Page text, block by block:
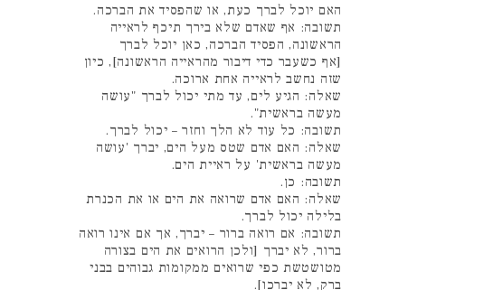
האם יוכל לברך כעת, או שהפסיד את הברכה.
תשובה: אף שאדם שלא בירך תיכף לראייה
הראשונה, הפסיד הברכה, כאן יוכל לברך
[אף כשעבר כדי דיבור מהראייה הראשונה], כיון
שזה נחשב לראייה אחת ארוכה.
שאלה: הגיע לים, עד מתי יכול לברך "עושה
מעשה בראשית".
תשובה: כל עוד לא הלך וחזר – יכול לברך.
שאלה: האם אדם שטס מעל הים, יברך 'עושה
מעשה בראשית' על ראיית הים.
תשובה: כן.
שאלה: האם אדם שרואה את הים או את הכנרת
בלילה יכול לברך.
תשובה: אם רואה ברור – יברך, אך אם אינו רואה
ברור, לא יברך [ולכן הרואים את הים בצורה
מטושטשת כפי שרואים ממקומות גבוהים בבני
ברק, לא יברכו].